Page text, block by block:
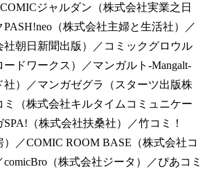
ジャルダン（株式会社実業之日
（株式会社主婦と生活社）／
社朝日新聞出版）／コミックグロウル
ードワークス）／マンガルト-Mangalt-
社）／マンガゼグラ（スターツ出版株
ミ（株式会社キルタイムコミュニケー
（株式会社扶桑社）／竹コミ！
）／COMIC ROOM BASE（株式会社コ
comicBro（株式会社ジータ）／ぴあコミ